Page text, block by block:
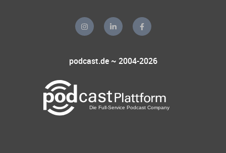
podcast.de ~ 2004-2026